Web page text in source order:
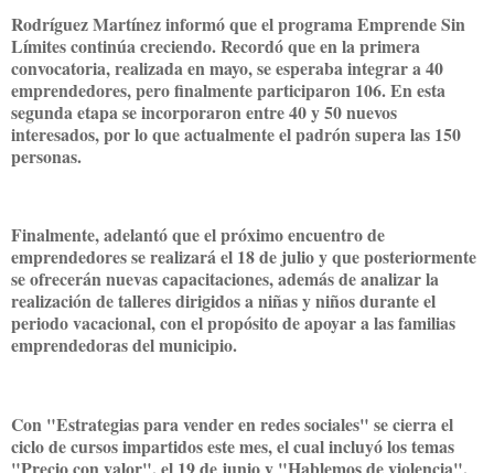
Rodríguez Martínez informó que el programa Emprende Sin
Límites continúa creciendo. Recordó que en la primera
convocatoria, realizada en mayo, se esperaba integrar a 40
emprendedores, pero finalmente participaron 106. En esta
segunda etapa se incorporaron entre 40 y 50 nuevos
interesados, por lo que actualmente el padrón supera las 150
personas.
Finalmente, adelantó que el próximo encuentro de
emprendedores se realizará el 18 de julio y que posteriormente
se ofrecerán nuevas capacitaciones, además de analizar la
realización de talleres dirigidos a niñas y niños durante el
periodo vacacional, con el propósito de apoyar a las familias
emprendedoras del municipio.
Con "Estrategias para vender en redes sociales" se cierra el
ciclo de cursos impartidos este mes, el cual incluyó los temas